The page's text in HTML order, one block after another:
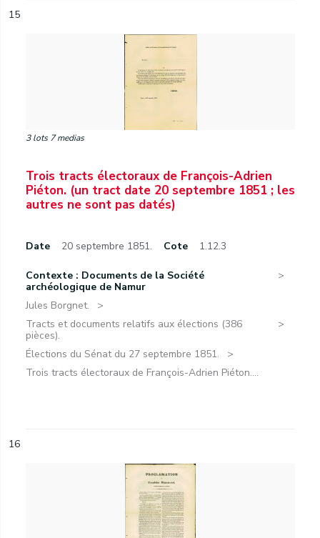
15
3 lots 7 medias
Trois tracts électoraux de François-Adrien
Piéton. (un tract date 20 septembre 1851 ; les
autres ne sont pas datés)
Date 20 septembre 1851. Cote 1.12.3
Contexte : Documents de la Société
archéologique de Namur
Jules Borgnet.
Tracts et documents relatifs aux élections (386
pièces).
Élections du Sénat du 27 septembre 1851.
Trois tracts électoraux de François-Adrien Piéton....
16